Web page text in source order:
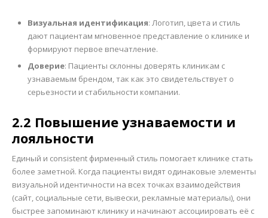
Визуальная идентификация: Логотип, цвета и стиль
дают пациентам мгновенное представление о клинике и
формируют первое впечатление.
Доверие: Пациенты склонны доверять клиникам с
узнаваемым брендом, так как это свидетельствует о
серьезности и стабильности компании.
2.2 Повышение узнаваемости и
лояльности
Единый и consistent фирменный стиль помогает клинике стать
более заметной. Когда пациенты видят одинаковые элементы
визуальной идентичности на всех точках взаимодействия
(сайт, социальные сети, вывески, рекламные материалы), они
быстрее запоминают клинику и начинают ассоциировать её с